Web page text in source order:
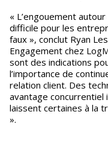
« L’engouement
difficile pour les
faux », conclut Ryan
Engagement chez
sont des indications
l’importance de
relation client. Des
avantage
laissent certaines à la
».